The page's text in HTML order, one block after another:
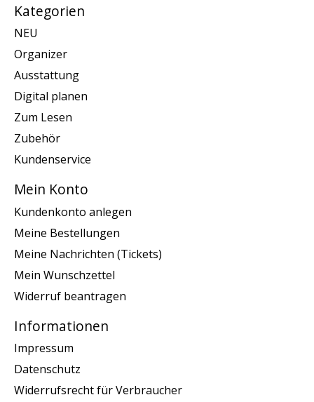
Kategorien
NEU
Organizer
Ausstattung
Digital planen
Zum Lesen
Zubehör
Kundenservice
Mein Konto
Kundenkonto anlegen
Meine Bestellungen
Meine Nachrichten (Tickets)
Mein Wunschzettel
Widerruf beantragen
Informationen
Impressum
Datenschutz
Widerrufsrecht für Verbraucher